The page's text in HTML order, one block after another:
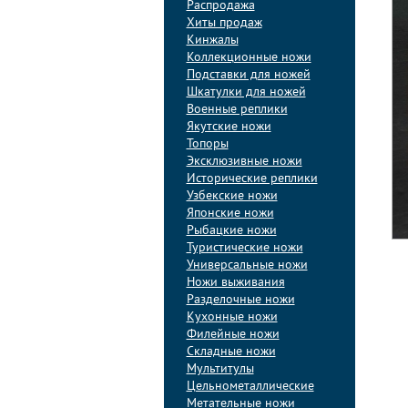
Распродажа
Хиты продаж
Кинжалы
Коллекционные ножи
Подставки для ножей
Шкатулки для ножей
Военные реплики
Якутские ножи
Топоры
Эксклюзивные ножи
Исторические реплики
Узбекские ножи
Японские ножи
Рыбацкие ножи
Туристические ножи
Универсальные ножи
Ножи выживания
Разделочные ножи
Кухонные ножи
Филейные ножи
Складные ножи
Мультитулы
Цельнометаллические
Метательные ножи